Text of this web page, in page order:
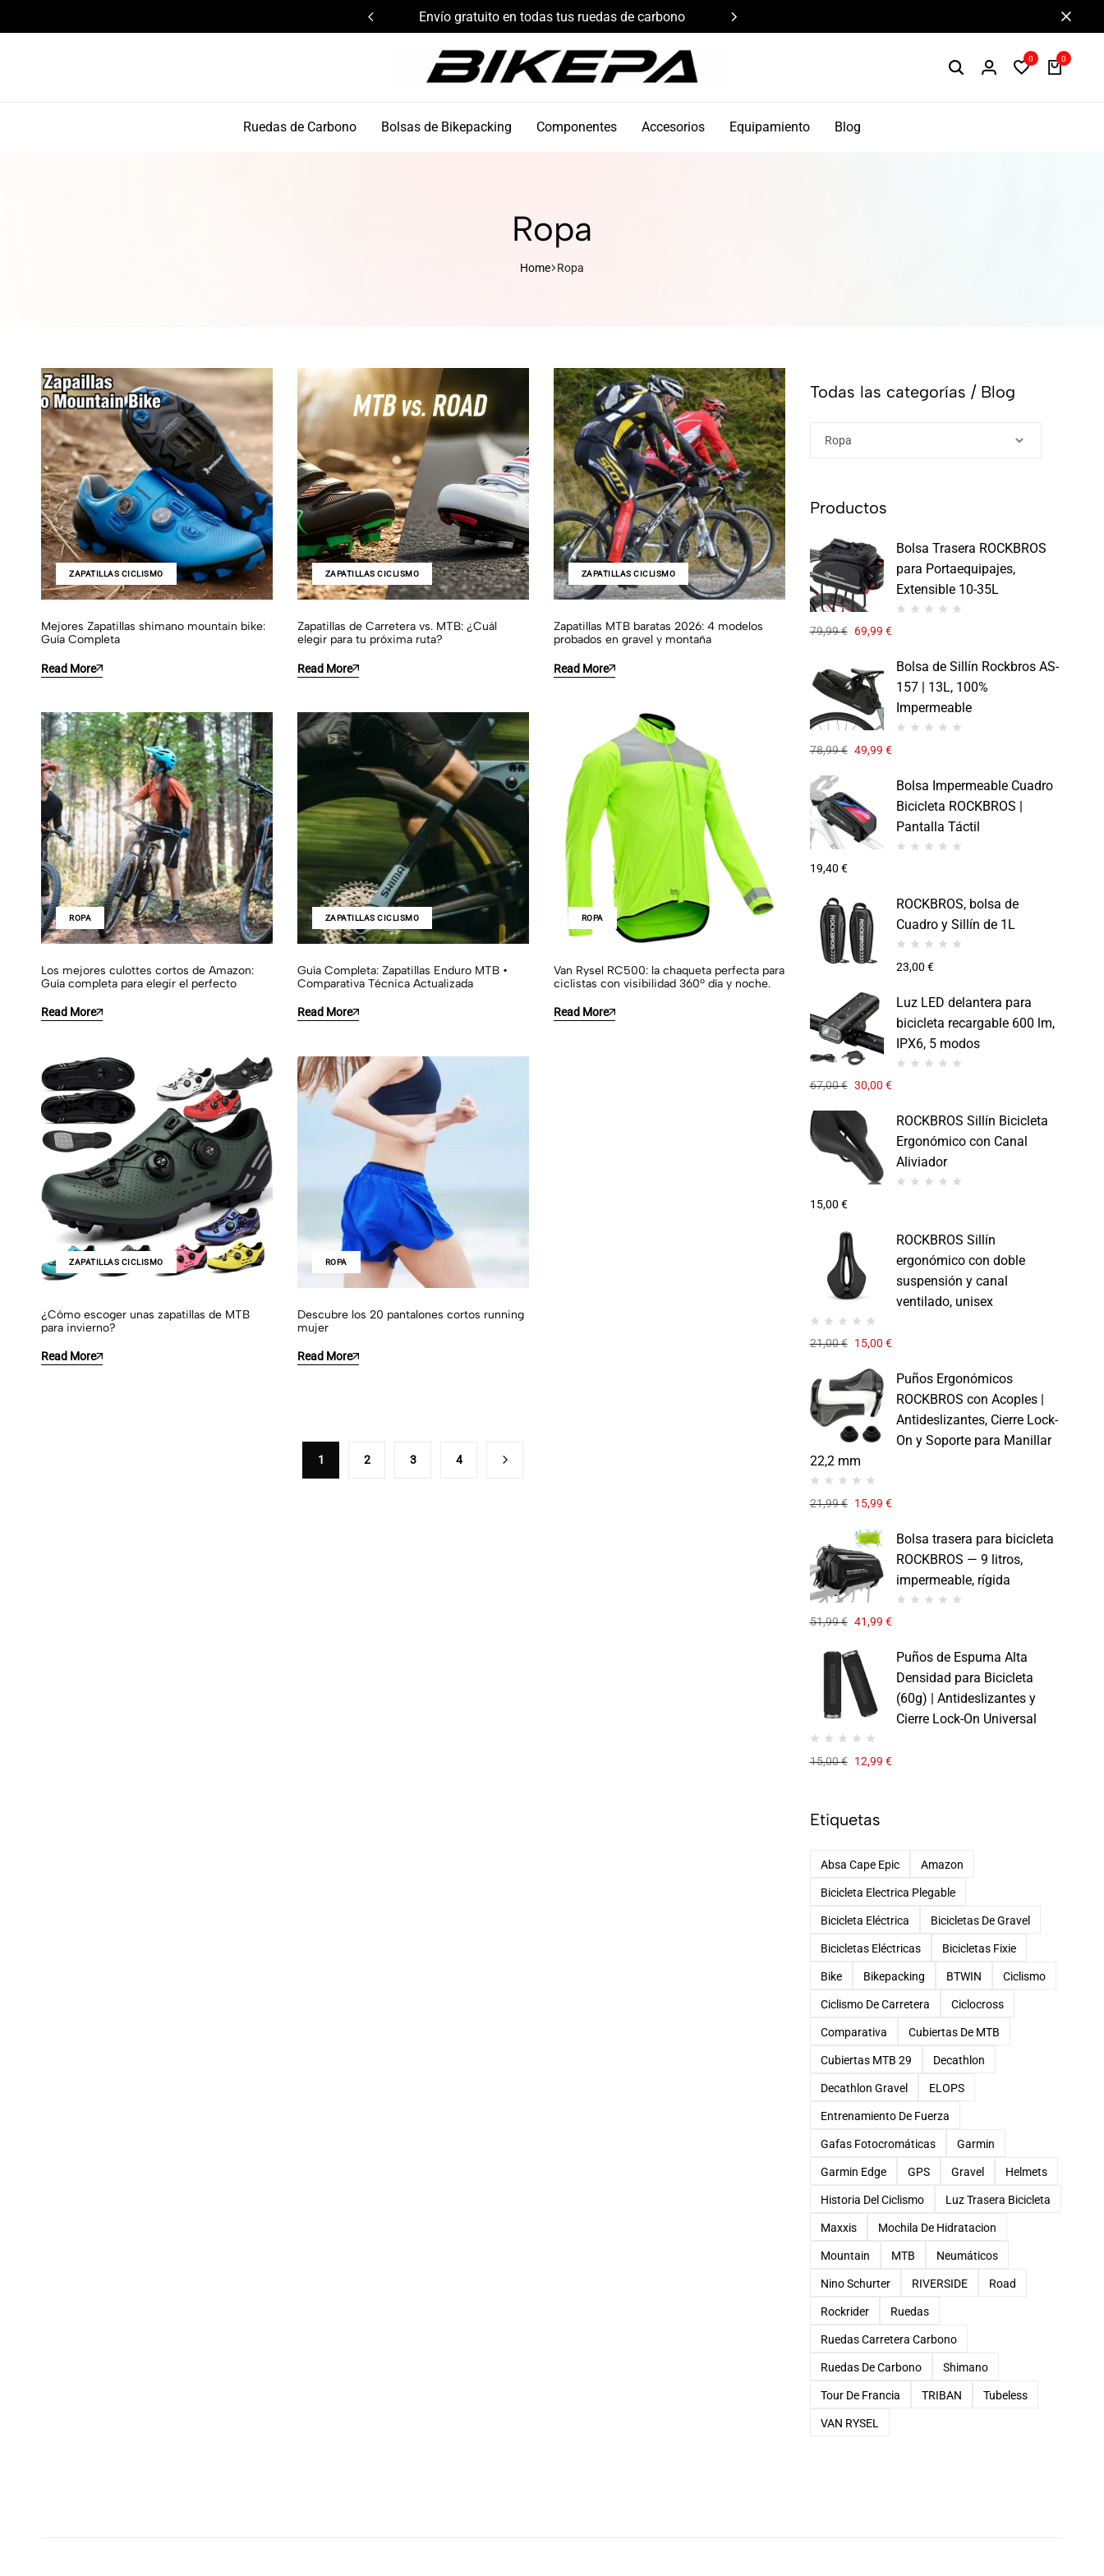
Envío gratuito en todas tus ruedas de carbono Componentes de alto rendimiento y bikepacking
0 0
Ruedas de Carbono Bolsas de Bikepacking Componentes Accesorios Equipamiento Blog
Ropa
Home Ropa
ZAPATILLAS CICLISMO
Mejores Zapatillas shimano mountain bike:
Guía Completa
Read More
ZAPATILLAS CICLISMO
Zapatillas de Carretera vs. MTB: ¿Cuál
elegir para tu próxima ruta?
Read More
ZAPATILLAS CICLISMO
Zapatillas MTB baratas 2026: 4 modelos
probados en gravel y montaña
Read More
ROPA
Los mejores culottes cortos de Amazon:
Guía completa para elegir el perfecto
Read More
ZAPATILLAS CICLISMO
Guía Completa: Zapatillas Enduro MTB •
Comparativa Técnica Actualizada
Read More
ROPA
Van Rysel RC500: la chaqueta perfecta para
ciclistas con visibilidad 360º día y noche.
Read More
ZAPATILLAS CICLISMO
¿Cómo escoger unas zapatillas de MTB
para invierno?
Read More
ROPA
Descubre los 20 pantalones cortos running
mujer
Read More
1 2 3 4
Todas las categorías / Blog
Productos
Bolsa Trasera ROCKBROS
para Portaequipajes,
Extensible 10-35L
79,99€ 69,99 €
Bolsa de Sillín Rockbros AS-
157 | 13L, 100%
Impermeable
78,99€ 49,99 €
Bolsa Impermeable Cuadro
Bicicleta ROCKBROS |
Pantalla Táctil
19,40 €
ROCKBROS, bolsa de
Cuadro y Sillín de 1L
23,00 €
Luz LED delantera para
bicicleta recargable 600 lm,
IPX6, 5 modos
67,00€ 30,00 €
ROCKBROS Sillín Bicicleta
Ergonómico con Canal
Aliviador
15,00 €
ROCKBROS Sillín
ergonómico con doble
suspensión y canal
ventilado, unisex
21,00€ 15,00 €
Puños Ergonómicos
ROCKBROS con Acoples |
Antideslizantes, Cierre Lock-
On y Soporte para Manillar
22,2 mm
21,99€ 15,99 €
Bolsa trasera para bicicleta
ROCKBROS — 9 litros,
impermeable, rígida
51,99€ 41,99 €
Puños de Espuma Alta
Densidad para Bicicleta
(60g) | Antideslizantes y
Cierre Lock-On Universal
15,00€ 12,99 €
Etiquetas
Absa Cape Epic Amazon
Bicicleta Electrica Plegable
Bicicleta Eléctrica Bicicletas De Gravel
Bicicletas Eléctricas Bicicletas Fixie
Bike Bikepacking BTWIN Ciclismo
Ciclismo De Carretera Ciclocross
Comparativa Cubiertas De MTB
Cubiertas MTB 29 Decathlon
Decathlon Gravel ELOPS
Entrenamiento De Fuerza
Gafas Fotocromáticas Garmin
Garmin Edge GPS Gravel Helmets
Historia Del Ciclismo Luz Trasera Bicicleta
Maxxis Mochila De Hidratacion
Mountain MTB Neumáticos
Nino Schurter RIVERSIDE Road
Rockrider Ruedas
Ruedas Carretera Carbono
Ruedas De Carbono Shimano
Tour De Francia TRIBAN Tubeless
VAN RYSEL